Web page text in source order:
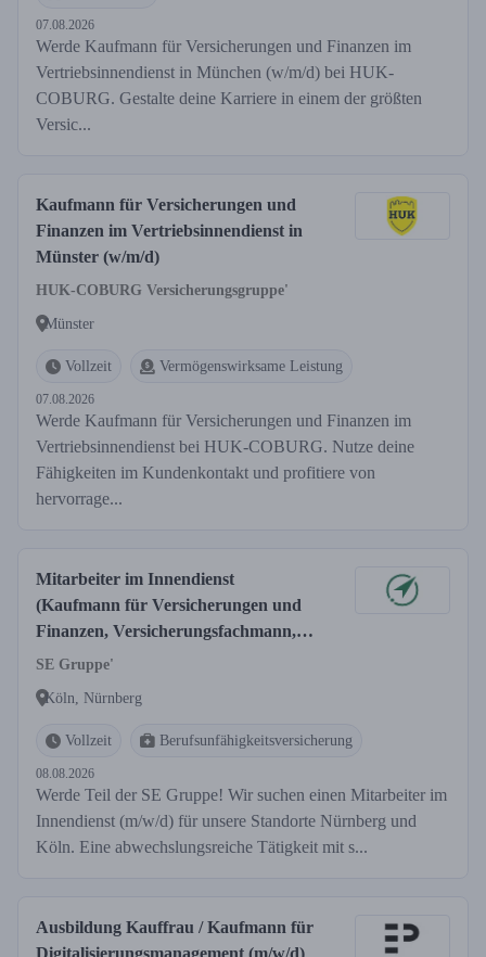
07.08.2026
Werde Kaufmann für Versicherungen und Finanzen im
Vertriebsinnendienst in München (w/m/d) bei HUK-
COBURG. Gestalte deine Karriere in einem der größten
Versic...
Kaufmann für Versicherungen und
Finanzen im Vertriebsinnendienst in
Münster (w/m/d)
HUK-COBURG Versicherungsgruppe'
Münster
Vollzeit Vermögenswirksame Leistung
07.08.2026
Werde Kaufmann für Versicherungen und Finanzen im
Vertriebsinnendienst bei HUK-COBURG. Nutze deine
Fähigkeiten im Kundenkontakt und profitiere von
hervorrage...
Mitarbeiter im Innendienst
(Kaufmann für Versicherungen und
Finanzen, Versicherungsfachmann,
o.Ä.) (m/w/d)
SE Gruppe'
Köln, Nürnberg
Vollzeit Berufsunfähigkeitsversicherung
08.08.2026
Werde Teil der SE Gruppe! Wir suchen einen Mitarbeiter im
Innendienst (m/w/d) für unsere Standorte Nürnberg und
Köln. Eine abwechslungsreiche Tätigkeit mit s...
Ausbildung Kauffrau / Kaufmann für
Digitalisierungsmanagement (m/w/d)